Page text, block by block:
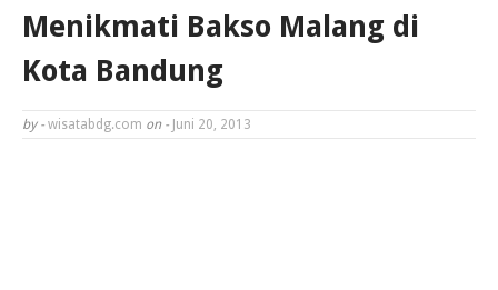
Menikmati Bakso Malang di
Kota Bandung
by - wisatabdg.com on - Juni 20, 2013